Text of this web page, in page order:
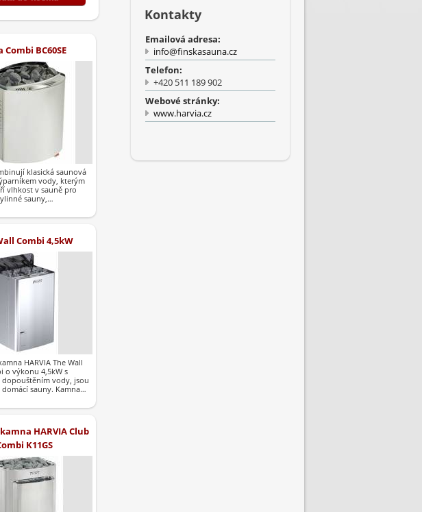
Combi BC60SE
klasická saunová
vody, kterým
vlhkost v sauně pro
sauny,…
Combi 4,5kW
HARVIA The Wall
o výkonu 4,5kW s
dopouštěním vody, jsou
sauny. Kamna…
HARVIA Club
K11GS
Kontakty
Emailová adresa:
info@finskasauna.cz
Telefon:
+420 511 189 902
Webové stránky:
www.harvia.cz